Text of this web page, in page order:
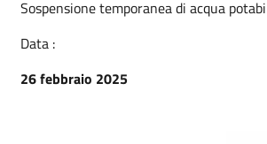
Sospensione temporanea di acqua
Data :
26 febbraio 2025